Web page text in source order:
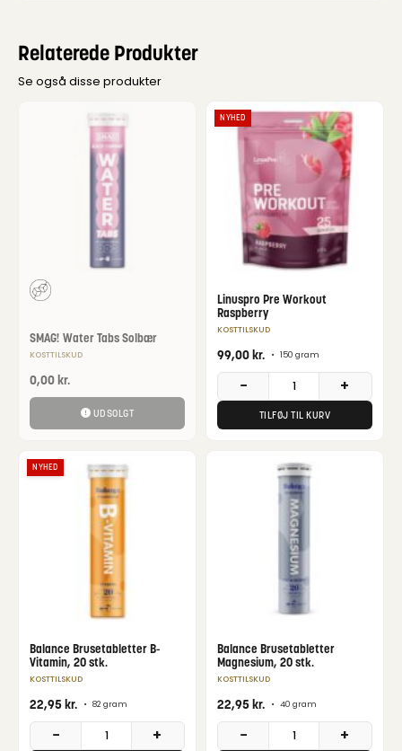
Relaterede Produkter
Se også disse produkter
SMAG! Water Tabs Solbær
KOSTTILSKUD
0,00kr.
UDSOLGT
NYHED
Linuspro Pre Workout
Raspberry
KOSTTILSKUD
99,00kr. • 150 gram
− +
TILFØJ TIL KURV
NYHED
Balance Brusetabletter B-
Vitamin, 20 stk.
KOSTTILSKUD
22,95kr. • 82 gram
− +
Balance Brusetabletter
Magnesium, 20 stk.
KOSTTILSKUD
22,95kr. • 40 gram
− +